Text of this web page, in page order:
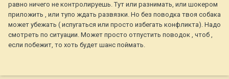
равно ничего не контролируешь. Тут или разнимать, или шокером
приложить , или тупо ждать развязки. Но без поводка твоя собака
может убежать ( испугаться или просто избегать конфликта). Надо
смотреть по ситуации. Может просто отпустить поводок , чтоб ,
если побежит, то хоть будет шанс поймать.